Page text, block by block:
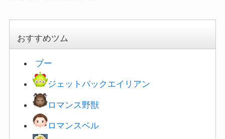
ブー
ジェットパックエイリアン
ロマンス野獣
ロマンスベル
エルサ